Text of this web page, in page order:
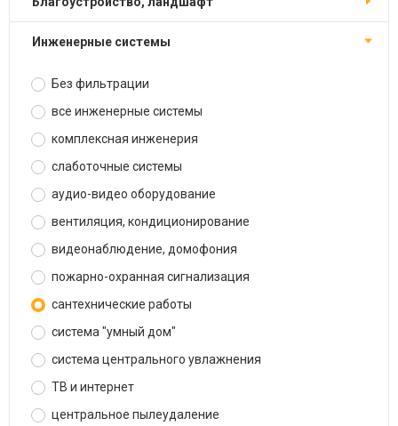
инженерные системы
Без фильтрации
все инженерные системы
комплексная инженерия
слаботочные системы
аудио-видео оборудование
вентиляция, кондиционирование
видеонаблюдение, домофония
пожарно-охранная сигнализация
сантехнические работы
система "умный дом"
система центрального увлажнения
ТВ и интернет
центральное пылеудаление